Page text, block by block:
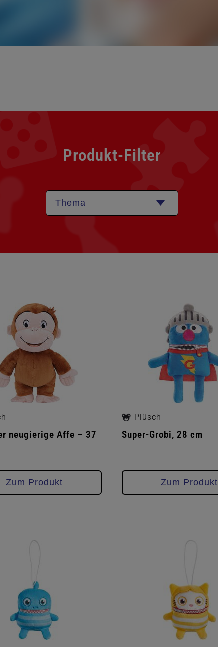
Produkt-Filter
neugierige Affe – 37
Zum Produkt
Plüsch
Super-Grobi, 28 cm
Zum Produkt